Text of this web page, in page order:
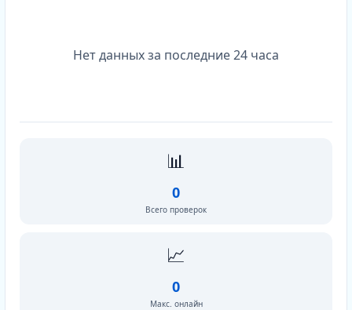
Нет данных за последние 24 часа
📊
0
Всего проверок
📈
0
Макс. онлайн